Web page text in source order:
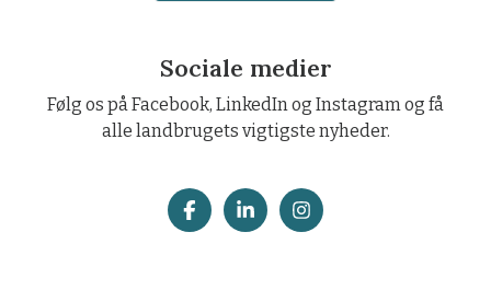
Sociale medier
Følg os på Facebook, LinkedIn og Instagram og få
alle landbrugets vigtigste nyheder.